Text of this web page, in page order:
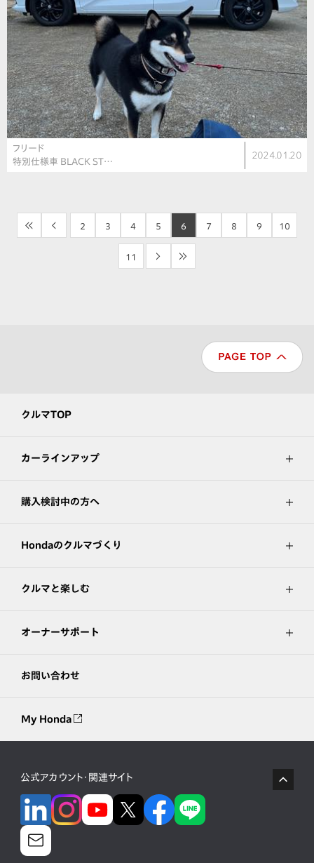
フリード
特別仕様車 BLACK ST…
2024.01.20
<< < 2 3 4 5 6 7 8 9 10
11 > >>
クルマTOP
カーラインアップ
購入検討中の方へ
Hondaのクルマづくり
クルマと楽しむ
オーナーサポート
お問い合わせ
My Honda
公式アカウント・関連サイト